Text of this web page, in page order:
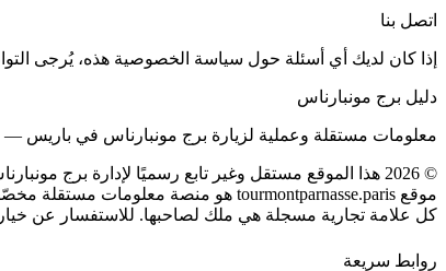
اتصل بنا
إذا كان لديك أي أسئلة حول سياسة الخصوصية هذه، يُرجى
دليل برج مونبارناس
معلومات مستقلة وعملية لزيارة برج مونبارناس في باريس —
©
2026 هذا الموقع مستقل وغير تابع رسميًا لإدارة برج
موقع tourmontparnasse.paris هو منصة معلومات مستقلة مخصّصة لـ برج مونبارناس.
كل علامة تجارية مسجلة هي ملك لصاحبها. للاستفسار عن
روابط سريعة